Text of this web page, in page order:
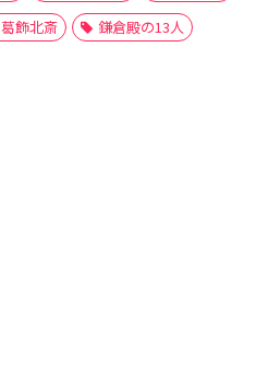
葛飾北斎 鎌倉殿の13人